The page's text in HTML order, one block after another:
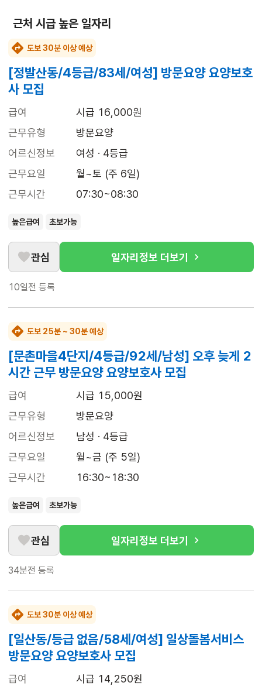
근처 시급 높은 일자리
도보 30분 이상 예상
[정발산동/4등급/83세/여성] 방문요양 요양보호
사 모집
급여
시급 16,000원
근무유형
방문요양
어르신정보
여성 · 4등급
근무요일
월~토 (주 6일)
근무시간
07:30~08:30
높은급여 초보가능
관심 일자리정보 더보기
10일전 등록
도보 25분 ~ 30분 예상
[문촌마을4단지/4등급/92세/남성] 오후 늦게 2
시간 근무 방문요양 요양보호사 모집
급여
시급 15,000원
근무유형
방문요양
어르신정보
남성 · 4등급
근무요일
월~금 (주 5일)
근무시간
16:30~18:30
높은급여 초보가능
관심 일자리정보 더보기
34분전 등록
도보 30분 이상 예상
[일산동/등급 없음/58세/여성] 일상돌봄서비스
방문요양 요양보호사 모집
급여
시급 14,250원